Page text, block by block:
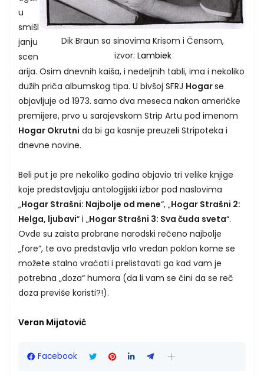
Dik Braun sa sinovima Krisom i Čensom,
izvor: Lambiek
u
smišl
janju
scen
arija. Osim dnevnih kaiša, i nedeljnih tabli, ima i nekoliko
dužih priča albumskog tipa. U bivšoj SFRJ Hogarse
objavljuje od 1973. samo dva meseca nakon američke
premijere, prvo u sarajevskom Strip Artu pod imenom
Hogar Okrutni da bi ga kasnije preuzeli Stripoteka i
dnevne novine.
Beli put je pre nekoliko godina objavio tri velike knjige
koje predstavljaju antologijski izbor pod naslovima
„Hogar Strašni: Najbolje od mene“, „Hogar Strašni 2:
Helga, ljubavi“ i „Hogar Strašni 3: Sva čuda sveta“.
Ovde su zaista probrane narodski rečeno najbolje
„fore“, te ovo predstavlja vrlo vredan poklon kome se
možete stalno vraćati i prelistavati ga kad vam je
potrebna „doza“ humora (da li vam se čini da se reč
doza previše koristi?!).
Veran Mijatović
Facebook